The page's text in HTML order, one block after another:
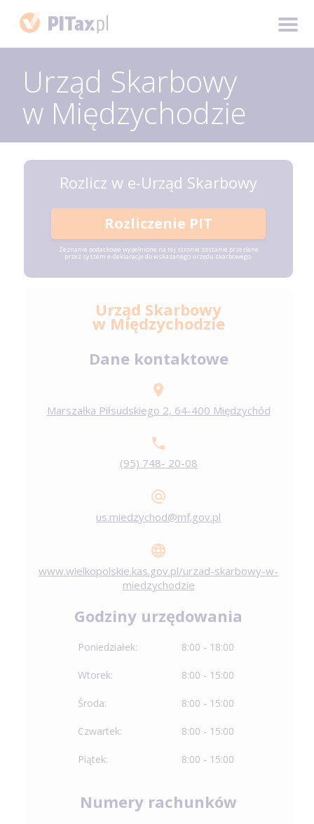
Urząd Skarbowy
w Międzychodzie
Rozlicz w e-Urząd Skarbowy
Rozliczenie PIT
Zeznanie podatkowe wypełnione na tej stronie zostanie przesłane
przez system e-deklaracje do wskazanego urzędu skarbowego.
Urząd Skarbowy
w Międzychodzie
Dane kontaktowe
Marszałka Piłsudskiego 2, 64-400 Międzychód
(95) 748- 20-08
us.miedzychod@mf.gov.pl
www.wielkopolskie.kas.gov.pl/urzad-skarbowy-w-
miedzychodzie
Godziny urzędowania
Poniedziałek: 8:00 - 18:00
Wtorek: 8:00 - 15:00
Środa: 8:00 - 15:00
Czwartek: 8:00 - 15:00
Piątek: 8:00 - 15:00
Numery rachunków